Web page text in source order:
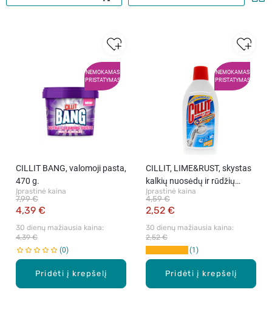
NEMOKAMAS
PRISTATYMAS
Pridėti į krepšelį
CILLIT BANG, valomoji pasta,
470 g.
Įprastinė kaina
4,39 €
7,99 €
30 dienų mažiausia kaina:
4,39 €
0
NEMOKAMAS
PRISTATYMAS
Pridėti į krepšelį
CILLIT, LIME&RUST, skystas
kalkių nuosėdų ir rūdžių
valiklis, 450 ml
Įprastinė kaina
2,52 €
4,59 €
30 dienų mažiausia kaina:
2,52 €
1